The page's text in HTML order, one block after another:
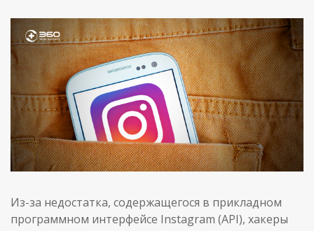
Из-за недостатка, содержащегося в прикладном
программном интерфейсе Instagram (API), хакеры